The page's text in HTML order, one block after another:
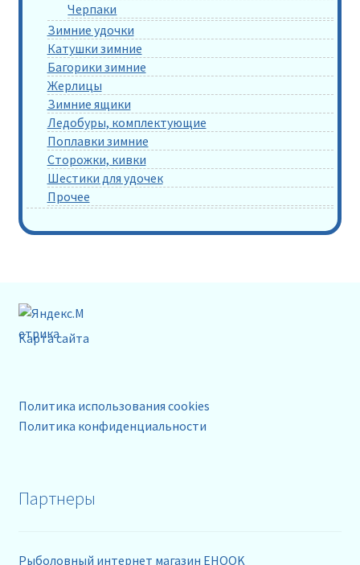
Черпаки
Зимние удочки
Катушки зимние
Багорики зимние
Жерлицы
Зимние ящики
Ледобуры, комплектующие
Поплавки зимние
Сторожки, кивки
Шестики для удочек
Прочее
Карта сайта
Политика использования cookies
Политика конфиденциальности
Партнеры
Рыболовный интернет магазин EHOOK